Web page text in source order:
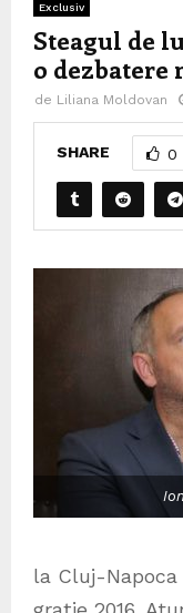
Exclusiv
Steagul de
o dezbatere
de Liliana Moldovan
SHARE 0
la Cluj-